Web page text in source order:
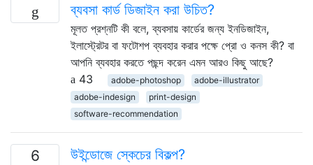
ব্যবসা কার্ড ডিজাইন করা উচিত?
মূলত প্রশ্নটি কী বলে, ব্যবসায় কার্ডের জন্য ইনডিজাইন,
ইলাস্ট্রেটর বা ফটোশপ ব্যবহার করার পক্ষে প্রো ও কনস কী? বা
আপনি ব্যবহার করতে পছন্দ করেন এমন আরও কিছু আছে?
43
adobe-photoshop
adobe-illustrator
adobe-indesign
print-design
software-recommendation
6 উইন্ডোজে স্কেচের বিকল্প?